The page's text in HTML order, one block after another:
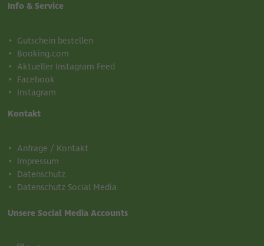
Info & Service
Gutschein bestellen
Booking.com
Aktueller Instagram Feed
Facebook
Instagram
Kontakt
Anfrage / Kontakt
Impressum
Datenschutz
Datenschutz Social Media
Unsere Social Media Accounts